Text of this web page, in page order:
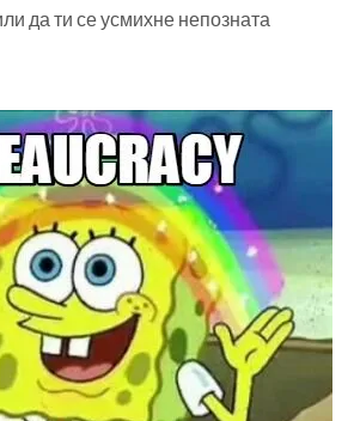
да ти се усмихне непозната